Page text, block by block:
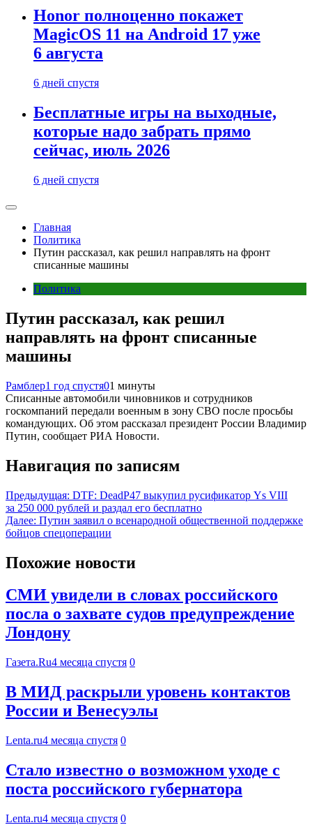
Honor полноценно покажет
MagicOS 11 на Android 17 уже
6 августа
6 дней спустя
Бесплатные игры на выходные,
которые надо забрать прямо
сейчас, июль 2026
6 дней спустя
Главная
Политика
Путин рассказал, как решил направлять на фронт
списанные машины
Политика
Путин рассказал, как решил
направлять на фронт списанные
машины
Рамблер1 год спустя01 минуты
Списанные автомобили чиновников и сотрудников
госкомпаний передали военным в зону СВО после просьбы
командующих. Об этом рассказал президент России Владимир
Путин, сообщает РИА Новости.
Навигация по записям
Предыдущая: DTF: DeadP47 выкупил русификатор Ys VIII
за 250 000 рублей и раздал его бесплатно
Далее: Путин заявил о всенародной общественной поддержке
бойцов спецоперации
Похожие новости
СМИ увидели в словах российского
посла о захвате судов предупреждение
Лондону
Газета.Ru4 месяца спустя 0
В МИД раскрыли уровень контактов
России и Венесуэлы
Lenta.ru4 месяца спустя 0
Стало известно о возможном уходе с
поста российского губернатора
Lenta.ru4 месяца спустя 0